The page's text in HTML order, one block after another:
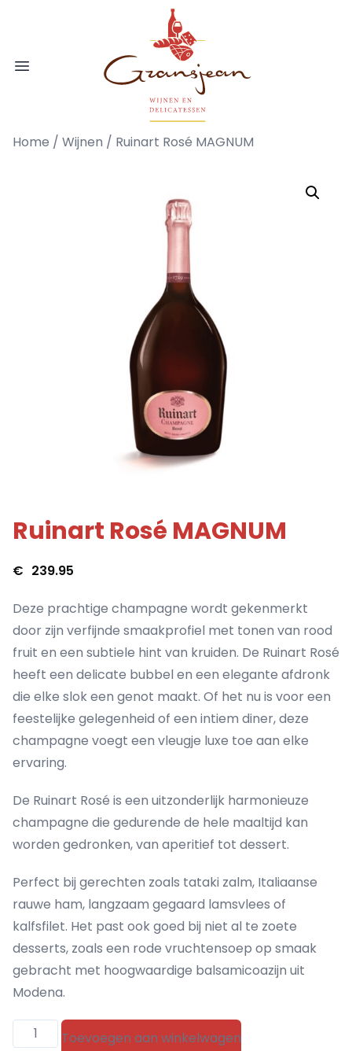
Open menu
Gransjean - Wijn - Broodjes -
Home / Wijnen / Ruinart Rosé MAGNUM
Ruinart Rosé MAGNUM
€ 239.95
Deze prachtige champagne wordt gekenmerkt
door zijn verfijnde smaakprofiel met tonen van rood
fruit en een subtiele hint van kruiden. De Ruinart Rosé
heeft een delicate bubbel en een elegante afdronk
die elke slok een genot maakt. Of het nu is voor een
feestelijke gelegenheid of een intiem diner, deze
champagne voegt een vleugje luxe toe aan elke
ervaring.
De Ruinart Rosé is een uitzonderlijk harmonieuze
champagne die gedurende de hele maaltijd kan
worden gedronken, van aperitief tot dessert.
Perfect bij gerechten zoals tataki zalm, Italiaanse
rauwe ham, langzaam gegaard lamsvlees of
kalfsfilet. Het past ook goed bij niet al te zoete
desserts, zoals een rode vruchtensoep op smaak
gebracht met hoogwaardige balsamicoazijn uit
Modena.
Ruinart
Toevoegen aan winkelwagen